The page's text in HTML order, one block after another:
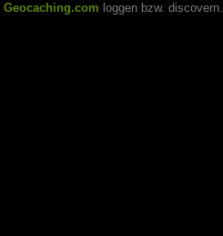
Geocaching.com loggen bzw. discovern.